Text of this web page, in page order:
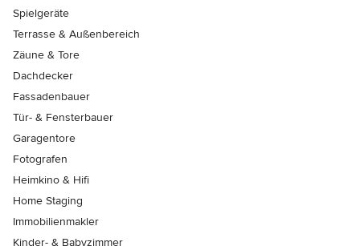
Spielgeräte
Terrasse & Außenbereich
Zäune & Tore
Dachdecker
Fassadenbauer
Tür- & Fensterbauer
Garagentore
Fotografen
Heimkino & Hifi
Home Staging
Immobilienmakler
Kinder- & Babyzimmer